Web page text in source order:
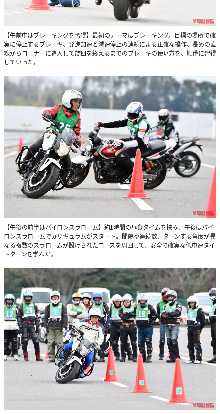
【午前中はブレーキングを習得】最初のテーマはブレーキング。目標の場所で確
実に停止するブレーキ、発進加速と減速停止の連続による正確な操作、長めの直
線からコーナーに進入して旋回を終えるまでのブレーキの使い方を、順番に習得
していった。
【午後の前半はパイロンスラローム】約1時間の昼食タイムを挟み、午後はパイ
ロンスラロームでカリキュラムがスタート。間隔や連続数、ターンする角度が異
なる複数のスラロームが設けられたコースを周回して、安全で確実な低中速タイ
トターンを学んだ。